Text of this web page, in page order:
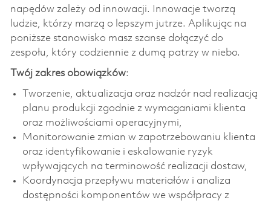
napędów zależy od innowacji. Innowacje tworzą
ludzie, którzy marzą o lepszym jutrze. Aplikując na
poniższe stanowisko masz szanse dołączyć do
zespołu, który codziennie z dumą patrzy w niebo.
Twój zakres obowiązków:
Tworzenie, aktualizacja oraz nadzór nad realizacją
planu produkcji zgodnie z wymaganiami klienta
oraz możliwościami operacyjnymi,
Monitorowanie zmian w zapotrzebowaniu klienta
oraz identyfikowanie i eskalowanie ryzyk
wpływających na terminowość realizacji dostaw,
Koordynacja przepływu materiałów i analiza
dostępności komponentów we współpracy z